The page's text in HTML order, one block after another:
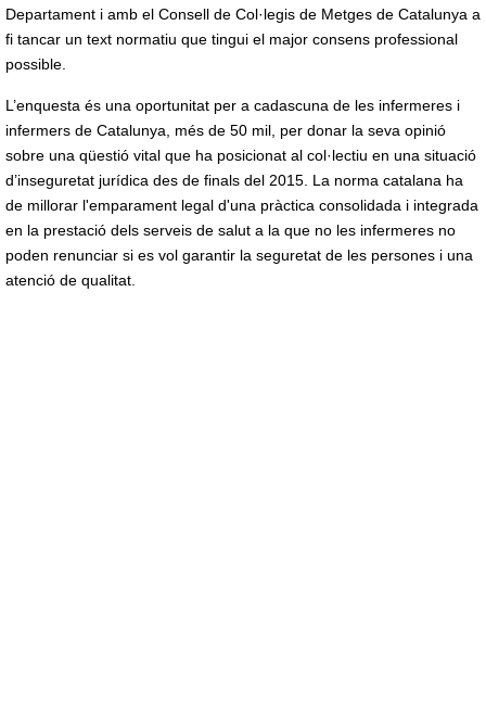
Departament i amb el Consell de Col·legis de Metges de Catalunya a
fi tancar un text normatiu que tingui el major consens professional
possible.
L’enquesta és una oportunitat per a cadascuna de les infermeres i
infermers de Catalunya, més de 50 mil, per donar la seva opinió
sobre una qüestió vital que ha posicionat al col·lectiu en una situació
d’inseguretat jurídica des de finals del 2015. La norma catalana ha
de millorar l'emparament legal d'una pràctica consolidada i integrada
en la prestació dels serveis de salut a la que no les infermeres no
poden renunciar si es vol garantir la seguretat de les persones i una
atenció de qualitat.